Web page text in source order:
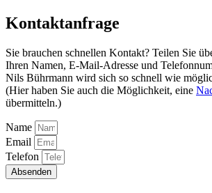
Kontaktanfrage
Sie brauchen schnellen Kontakt? Teilen Sie
Ihren Namen, E-Mail-Adresse und
Nils Bührmann wird sich so schnell wie
(Hier haben Sie auch die Möglichkeit, eine
übermitteln.)
Name
Email
Telefon
Absenden